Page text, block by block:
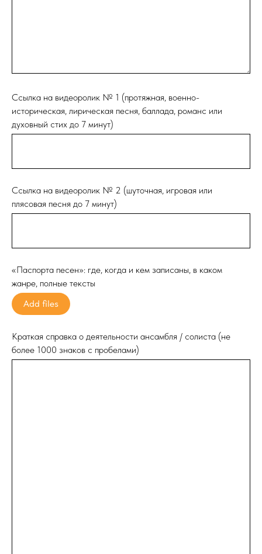
Ссылка на видеоролик № 1 (протяжная, военно-
историческая, лирическая песня, баллада, романс или
духовный стих до 7 минут)
Ссылка на видеоролик № 2 (шуточная, игровая или
плясовая песня до 7 минут)
«Паспорта песен»: где, когда и кем записаны, в каком
жанре, полные тексты
Add files
Краткая справка о деятельности ансамбля / солиста (не
более 1000 знаков с пробелами)